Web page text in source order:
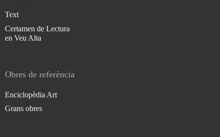
Text
Certamen de Lectura
en Veu Alta
Obres de referència
Enciclopèdia Art
Grans obres